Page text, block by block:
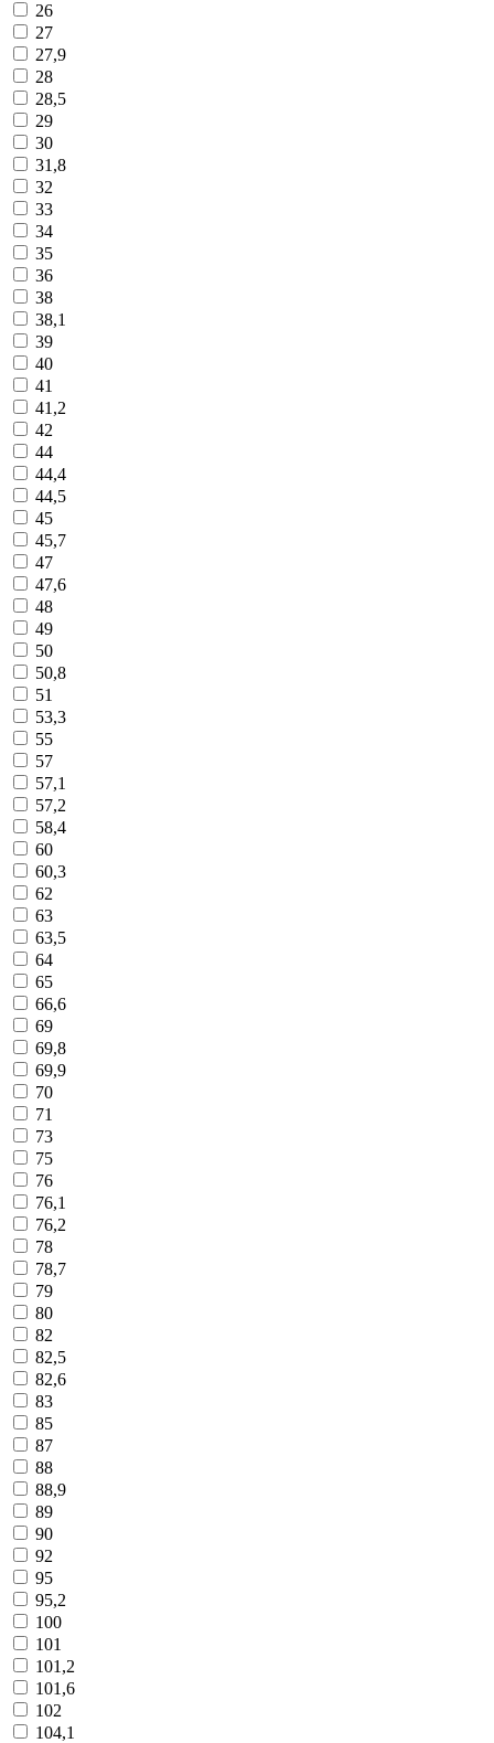
26
27
27,9
28
28,5
29
30
31,8
32
33
34
35
36
38
38,1
39
40
41
41,2
42
44
44,4
44,5
45
45,7
47
47,6
48
49
50
50,8
51
53,3
55
57
57,1
57,2
58,4
60
60,3
62
63
63,5
64
65
66,6
69
69,8
69,9
70
71
73
75
76
76,1
76,2
78
78,7
79
80
82
82,5
82,6
83
85
87
88
88,9
89
90
92
95
95,2
100
101
101,2
101,6
102
104,1